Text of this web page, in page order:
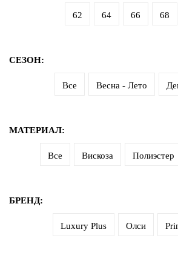
62 64 66 68
СЕЗОН:
Все Весна - Лето
МАТЕРИАЛ:
Все Вискоза Полиэстер
БРЕНД:
Luxury Plus Олси